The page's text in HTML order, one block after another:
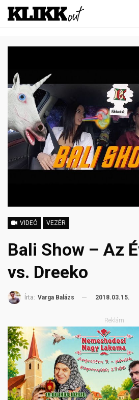
VIDEÓ VEZÉR
Bali Show – Az
vs. Dreeko
Írta: Varga Balázs 2018.03.15.
Reklám